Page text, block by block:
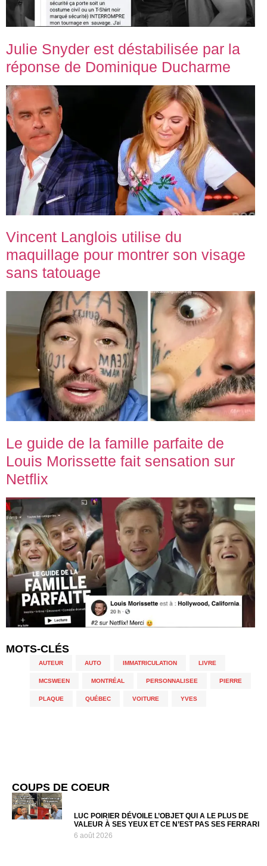
Julie Snyder est déstabilisée par la
réponse de Dominique Ducharme
Vincent Langlois utilise du
maquillage pour montrer son visage
sans tatouage
Le guide de la famille parfaite de
Louis Morissette fait sensation sur
Netflix
MOTS-CLÉS
AUTEUR AUTO IMMATRICULATION LIVRE
MCSWEEN MONTRÉAL PERSONNALISEE PIERRE
PLAQUE QUÉBEC VOITURE YVES
COUPS DE COEUR
LUC POIRIER DÉVOILE L’OBJET QUI A LE PLUS DE
VALEUR À SES YEUX ET CE N’EST PAS SES FERRARI
6 août 2026